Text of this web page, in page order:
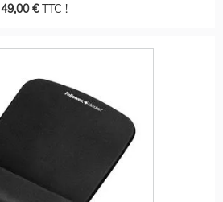
49,00 €TTC !